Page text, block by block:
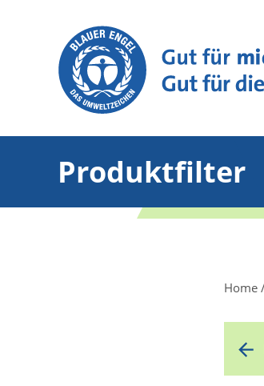
Produktfilter
Home